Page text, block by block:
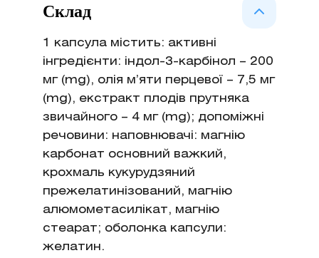
карбінолу, флавоноїдів, терпенів
та дитерпенів з метою
нормалізації функціонального
стану при порушенні метаболічних
процесів в молочних залозах і для
зменшення гіперпроліферативних
процесів у репродуктивних органах
жінок.
Склад
1 капсула містить: активні
інгредієнти: індол-3-карбінол – 200
мг (mg), олія м’яти перцевої – 7,5 мг
(mg), екстракт плодів прутняка
звичайного – 4 мг (mg); допоміжні
речовини: наповнювачі: магнію
карбонат основний важкий,
крохмаль кукурудзяний
прежелатинізований, магнію
алюмометасилікат, магнію
стеарат; оболонка капсули:
желатин.